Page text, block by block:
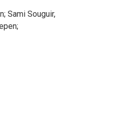
; Sami Souguir,
;